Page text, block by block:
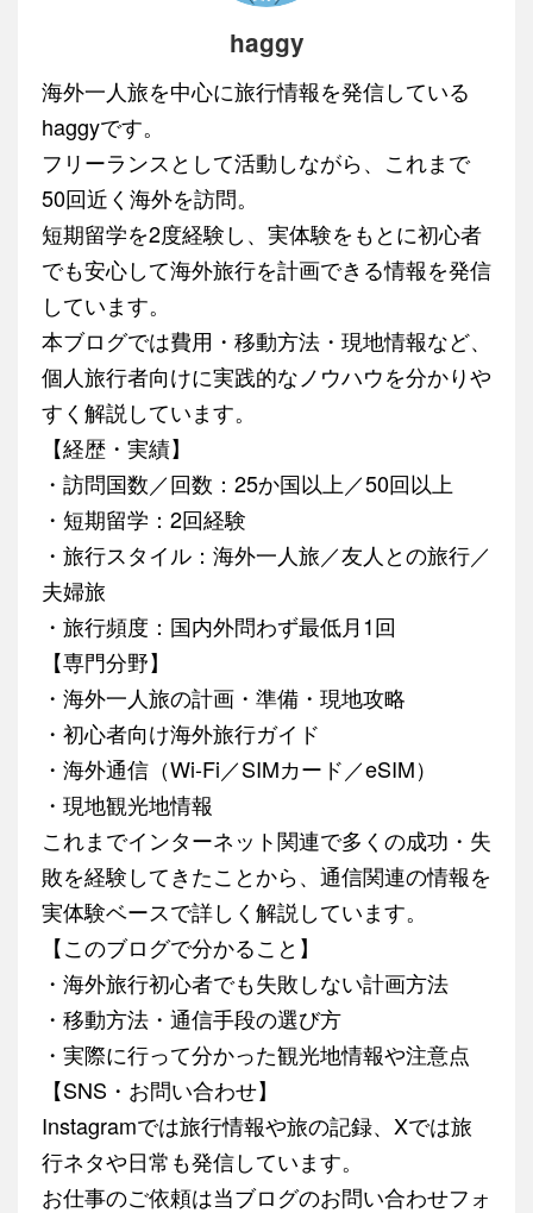
haggy
海外一人旅を中心に旅行情報を発信している
haggyです。
フリーランスとして活動しながら、これまで
50回近く海外を訪問。
短期留学を2度経験し、実体験をもとに初心者
でも安心して海外旅行を計画できる情報を発信
しています。
本ブログでは費用・移動方法・現地情報など、
個人旅行者向けに実践的なノウハウを分かりや
すく解説しています。
【経歴・実績】
・訪問国数／回数：25か国以上／50回以上
・短期留学：2回経験
・旅行スタイル：海外一人旅／友人との旅行／
夫婦旅
・旅行頻度：国内外問わず最低月1回
【専門分野】
・海外一人旅の計画・準備・現地攻略
・初心者向け海外旅行ガイド
・海外通信（Wi-Fi／SIMカード／eSIM）
・現地観光地情報
これまでインターネット関連で多くの成功・失
敗を経験してきたことから、通信関連の情報を
実体験ベースで詳しく解説しています。
【このブログで分かること】
・海外旅行初心者でも失敗しない計画方法
・移動方法・通信手段の選び方
・実際に行って分かった観光地情報や注意点
【SNS・お問い合わせ】
Instagramでは旅行情報や旅の記録、Xでは旅
行ネタや日常も発信しています。
お仕事のご依頼は当ブログのお問い合わせフォ